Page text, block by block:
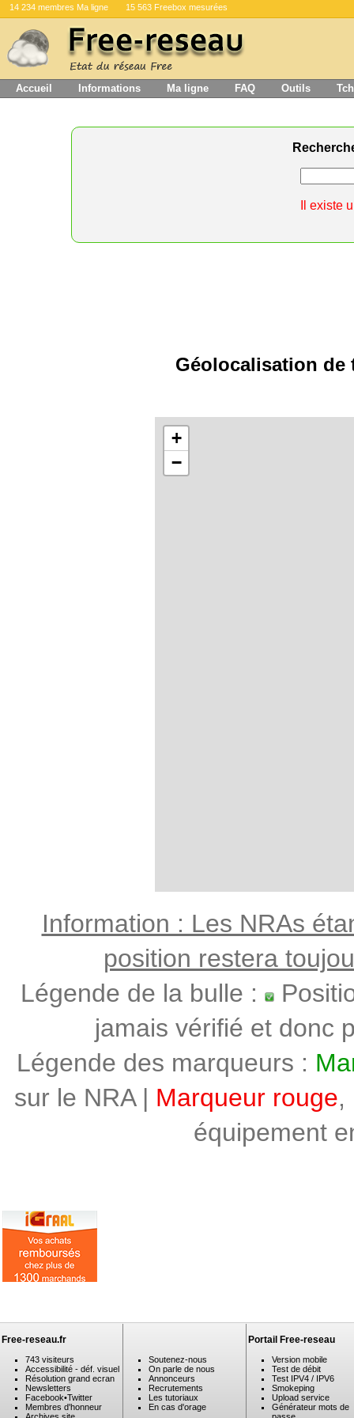
14 234 membres Ma ligne 15 563 Freebox mesurées
Accueil Informations Ma ligne FAQ Outils
Il existe
Géolocalisation de
+
−
Information : Les NRAs
position restera
Légende de la bulle :
jamais vérifié et donc
Légende des marqueurs :
sur le NRA | Marqueur rouge,
équipement
Free-reseau.fr
743 visiteurs
Accessibilité - déf. visuel
Résolution grand ecran
Newsletters
Facebook•Twitter
Membres d'honneur
Soutenez-nous
On parle de nous
Annonceurs
Recrutements
Les tutoriaux
En cas d'orage
Portail Free-reseau
Version mobile
Test de débit
Test IPV4 / IPV6
Smokeping
Upload service
Générateur mots de